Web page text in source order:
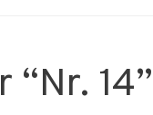
“Nr. 14”